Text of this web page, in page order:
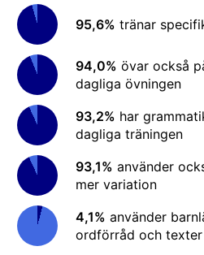
95,6% tränar
94,0% övar också
dagliga övningen
93,2% har
dagliga träningen
93,1% använder
mer variation
4,1% använder
ordförråd och texter